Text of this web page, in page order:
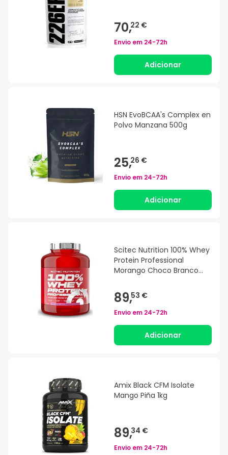
70,22 €
Envio em 24-72h
Adicionar
HSN EvoBCAA's Complex en
Polvo Manzana 500g
25,26 €
Envio em 24-72h
Adicionar
Scitec Nutrition 100% Whey
Protein Professional
Morango Choco Branco
89,53 €
Envio em 24-72h
Adicionar
Amix Black CFM Isolate
Mango Piña 1kg
89,34 €
Envio em 24-72h